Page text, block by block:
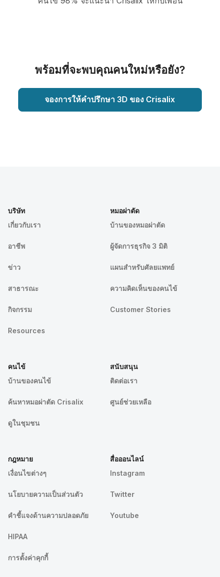
พร้อมที่จะพบคุณคนใหม่หรือยัง?
จองการให้คำปรึกษา 3D ของ Crisalix
บริษัท
เกี่ยวกับเรา
อาชีพ
ข่าว
สาธารณะ
กิจกรรม
Resources
หมอผ่าตัด
บ้านของหมอผ่าตัด
ผู้จัดการธุรกิจ 3 มิติ
แผนสำหรับศัลยแพทย์
ความคิดเห็นของคนไข้
Customer Stories
คนไข้
บ้านของคนไข้
ค้นหาหมอผ่าตัด Crisalix
ดูในชุมชน
สนับสนุน
ติดต่อเรา
ศูนย์ช่วยเหลือ
กฎหมาย
เงื่อนไขต่างๆ
นโยบายความเป็นส่วนตัว
คําชี้แจงด้านความปลอดภัย
HIPAA
การตั้งค่าคุกกี้
สื่อออนไลน์
Instagram
Twitter
Youtube